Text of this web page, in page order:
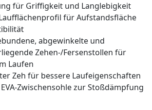
für Griffigkeit und Langlebigkeit
für Aufstandsfläche
abgewinkelte und
Zehen-/Fersenstollen für
Laufen
Zeh für bessere Laufeigenschaften
Zwischensohle zur Stoßdämpfung